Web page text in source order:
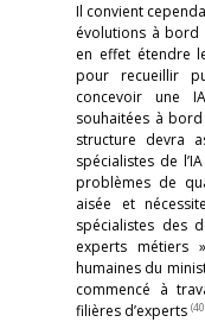
Il convient
évolutions à bord
en effet étendre
pour recueillir
concevoir une
souhaitées à
structure devra
spécialistes de l’IA
problèmes de
aisée et
spécialistes des
experts métiers
humaines du
commencé à
filières d’experts